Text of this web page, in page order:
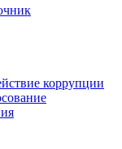
коррупции